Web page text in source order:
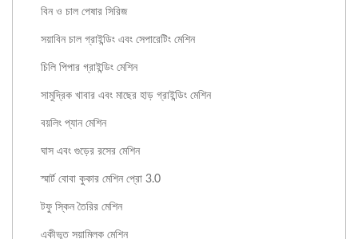
বিন ও চাল পেষার সিরিজ
সয়াবিন চাল গ্রাইন্ডিং এবং সেপারেটিং মেশিন
চিলি পিপার গ্রাইন্ডিং মেশিন
সামুদ্রিক খাবার এবং মাছের হাড় গ্রাইন্ডিং মেশিন
বয়লিং প্যান মেশিন
ঘাস এবং গুড়ের রসের মেশিন
স্মার্ট বোবা কুকার মেশিন প্রো 3.0
টফু স্কিন তৈরির মেশিন
একীভূত সয়ামিল্ক মেশিন